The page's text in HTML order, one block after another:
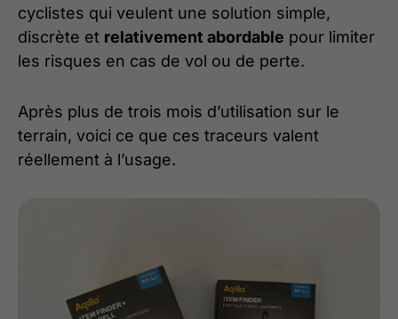
cyclistes qui veulent une solution simple,
discrète et relativement abordable pour limiter
les risques en cas de vol ou de perte.
Après plus de trois mois d’utilisation sur le
terrain, voici ce que ces traceurs valent
réellement à l’usage.